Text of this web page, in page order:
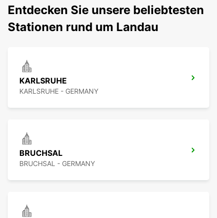
Entdecken Sie unsere beliebtesten
Stationen rund um Landau
KARLSRUHE
KARLSRUHE - GERMANY
BRUCHSAL
BRUCHSAL - GERMANY